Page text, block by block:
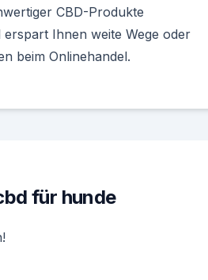
CBD-Produkte
erspart Ihnen weite Wege oder
beim Onlinehandel.
für hunde